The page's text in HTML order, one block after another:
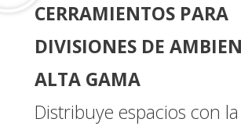
CERRAMIENTOS PARA
DIVISIONES DE
ALTA GAMA
Distribuye espacios con